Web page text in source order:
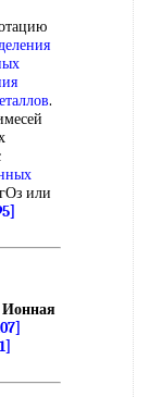
.
или
Ионная